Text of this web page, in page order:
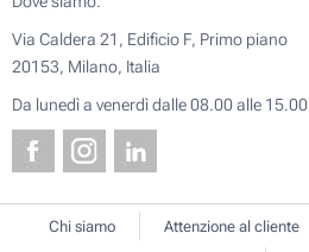
Via Caldera 21, Edificio F, Primo piano
20153, Milano, Italia
Da lunedì a venerdì dalle 08.00 alle 15.00
Chi siamo Attenzione al cliente